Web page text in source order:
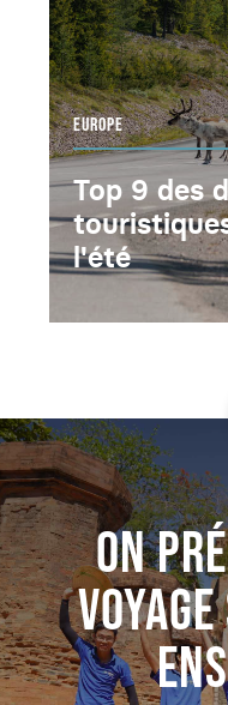
EUROPE
Top 9 des
l'été
ON